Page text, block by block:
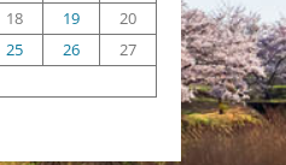
18 19
20
25 26
27